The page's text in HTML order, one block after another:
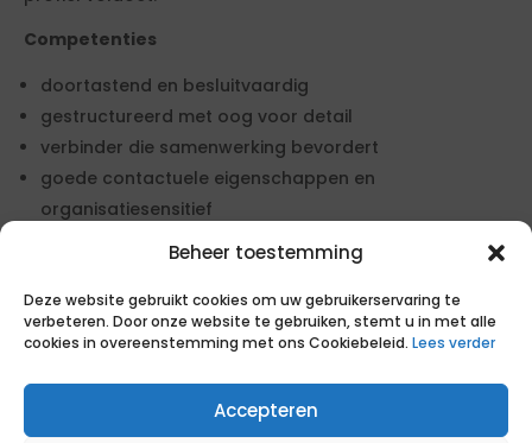
Beheer toestemming
Deze website gebruikt cookies om uw gebruikerservaring te
verbeteren. Door onze website te gebruiken, stemt u in met alle
cookies in overeenstemming met ons Cookiebeleid. Lees verder
Accepteren
Competenties
doortastend en besluitvaardig
gestructureerd met oog voor detail
verbinder die samenwerking bevordert
goede contactuele eigenschappen en
organisatiesensitief
flexibel en resultaatgericht
werkt vanuit vertrouwen, eigenaarschap en
oplossingsgericht